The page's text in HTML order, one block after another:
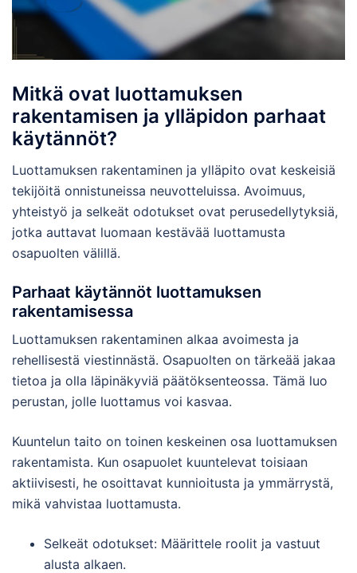
Mitkä ovat luottamuksen
rakentamisen ja ylläpidon parhaat
käytännöt?
Luottamuksen rakentaminen ja ylläpito ovat keskeisiä
tekijöitä onnistuneissa neuvotteluissa. Avoimuus,
yhteistyö ja selkeät odotukset ovat perusedellytyksiä,
jotka auttavat luomaan kestävää luottamusta
osapuolten välillä.
Parhaat käytännöt luottamuksen
rakentamisessa
Luottamuksen rakentaminen alkaa avoimesta ja
rehellisestä viestinnästä. Osapuolten on tärkeää jakaa
tietoa ja olla läpinäkyviä päätöksenteossa. Tämä luo
perustan, jolle luottamus voi kasvaa.
Kuuntelun taito on toinen keskeinen osa luottamuksen
rakentamista. Kun osapuolet kuuntelevat toisiaan
aktiivisesti, he osoittavat kunnioitusta ja ymmärrystä,
mikä vahvistaa luottamusta.
Selkeät odotukset: Määrittele roolit ja vastuut
alusta alkaen.